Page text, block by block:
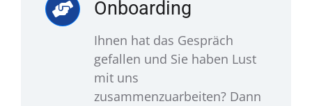
Onboarding
Ihnen hat das Gespräch
gefallen und Sie haben Lust
mit uns
zusammenzuarbeiten? Dann